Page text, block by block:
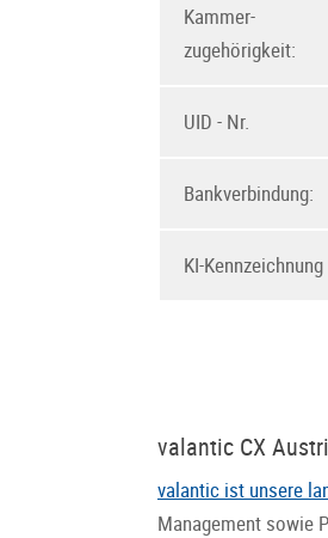
Kammer-
zugehörigkeit:
UID - Nr.
Bankverbindung:
KI-Kennzeichnung
valantic CX
valantic ist unsere
Management sowie